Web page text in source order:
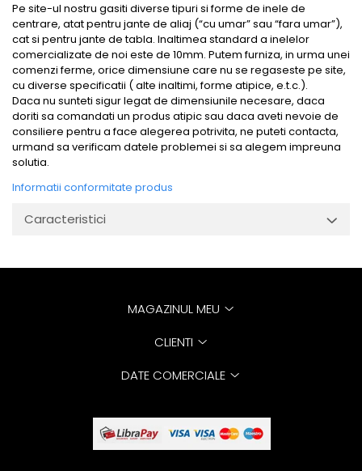
Pe site-ul nostru gasiti diverse tipuri si forme de inele de
centrare, atat pentru jante de aliaj (“cu umar” sau “fara umar”),
cat si pentru jante de tabla. Inaltimea standard a inelelor
comercializate de noi este de 10mm. Putem furniza, in urma unei
comenzi ferme, orice dimensiune care nu se regaseste pe site,
cu diverse specificatii ( alte inaltimi, forme atipice, e.t.c.).
Daca nu sunteti sigur legat de dimensiunile necesare, daca
doriti sa comandati un produs atipic sau daca aveti nevoie de
consiliere pentru a face alegerea potrivita, ne puteti contacta,
urmand sa verificam datele problemei si sa alegem impreuna
solutia.
Informatii conformitate produs
Caracteristici
MAGAZINUL MEU
CLIENTI
DATE COMERCIALE